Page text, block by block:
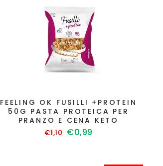
FEELING OK FUSILLI +PROTEIN
50G PASTA PROTEICA PER
PRANZO E CENA KETO
Prezzo
€1,10 Prezzo
€0,99